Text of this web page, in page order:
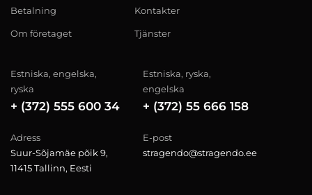
Betalning
Om företaget
Kontakter
Tjänster
Estniska, engelska,
ryska
+ (372) 555 600 34
Estniska, ryska,
engelska
+ (372) 55 666 158
Adress
Suur-Sõjamäe põik 9,
11415 Tallinn, Eesti
E-post
stragendo@stragendo.ee